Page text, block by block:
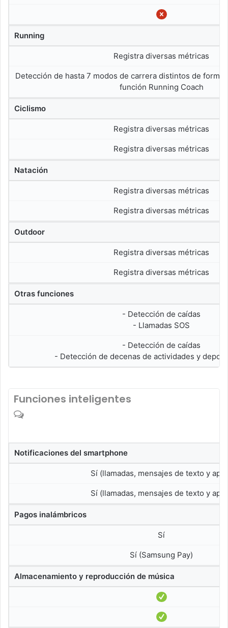
Running
Registra diversas métricas
Detección de hasta 7 modos de carrera distintos de forma
función Running Coach
Ciclismo
Registra diversas métricas
Registra diversas métricas
Natación
Registra diversas métricas
Registra diversas métricas
Outdoor
Registra diversas métricas
Registra diversas métricas
Otras funciones
- Detección de caídas
- Llamadas SOS
- Detección de caídas
- Detección de decenas de actividades y
Funciones inteligentes
Notificaciones del smartphone
Sí (llamadas, mensajes de texto y
Sí (llamadas, mensajes de texto y
Pagos inalámbricos
Sí
Sí (Samsung Pay)
Almacenamiento y reproducción de música